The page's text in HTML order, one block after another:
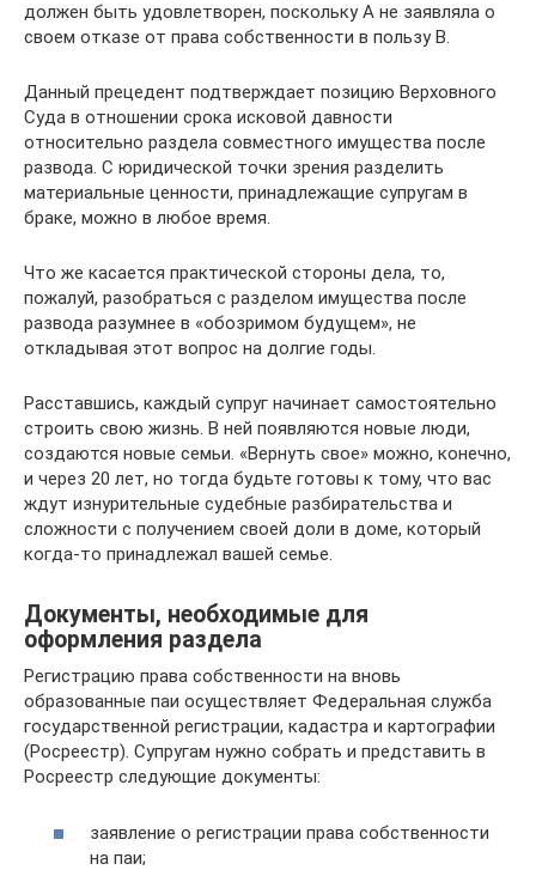
должен быть удовлетворен, поскольку А не заявляла о
своем отказе от права собственности в пользу В.
Данный прецедент подтверждает позицию Верховного
Суда в отношении срока исковой давности
относительно раздела совместного имущества после
развода. С юридической точки зрения разделить
материальные ценности, принадлежащие супругам в
браке, можно в любое время.
Что же касается практической стороны дела, то,
пожалуй, разобраться с разделом имущества после
развода разумнее в «обозримом будущем», не
откладывая этот вопрос на долгие годы.
Расставшись, каждый супруг начинает самостоятельно
строить свою жизнь. В ней появляются новые люди,
создаются новые семьи. «Вернуть свое» можно, конечно,
и через 20 лет, но тогда будьте готовы к тому, что вас
ждут изнурительные судебные разбирательства и
сложности с получением своей доли в доме, который
когда-то принадлежал вашей семье.
Документы, необходимые для
оформления раздела
Регистрацию права собственности на вновь
образованные паи осуществляет Федеральная служба
государственной регистрации, кадастра и картографии
(Росреестр). Супругам нужно собрать и представить в
Росреестр следующие документы:
заявление о регистрации права собственности
на паи;